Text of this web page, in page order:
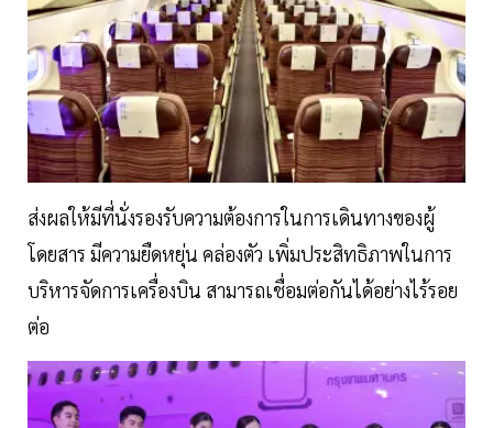
ส่งผลให้มีที่นั่งรองรับความต้องการในการเดินทางของผู้
โดยสาร มีความยืดหยุ่น คล่องตัว เพิ่มประสิทธิภาพในการ
บริหารจัดการเครื่องบิน สามารถเชื่อมต่อกันได้อย่างไร้รอย
ต่อ